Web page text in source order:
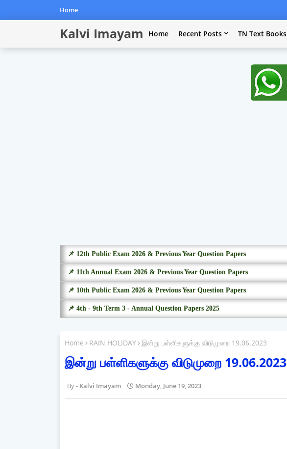
Home
Kalvi Imayam Home Recent Posts TN Text Books
📌 12th Public Exam 2026 & Previous Year Question Papers
📌 11th Annual Exam 2026 & Previous Year Question Papers
📌 10th Public Exam 2026 & Previous Year Question Papers
📌 4th - 9th Term 3 - Annual Question Papers 2025
Home RAIN HOLIDAY இன்று பள்ளிகளுக்கு விடுமுறை 19.06.2023
இன்று பள்ளிகளுக்கு விடுமுறை 19.06.2023
Kalvi Imayam Monday, June 19, 2023